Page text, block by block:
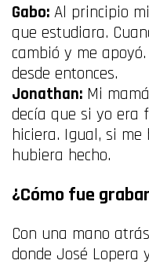
Gabo: Al principio
que estudiara.
cambió y me
desde entonces.
Jonathan: Mi
decía que si yo era
hiciera. Igual, si
hubiera hecho.
¿Cómo fue
Con una mano
donde José Lopera